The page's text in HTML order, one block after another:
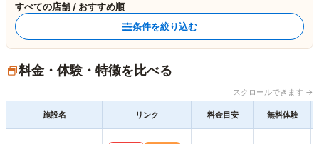
すべての店舗 / おすすめ順
条件を絞り込む
料金・体験・特徴を比べる
スクロールできます →
施設名 リンク 料金目安 無料体験